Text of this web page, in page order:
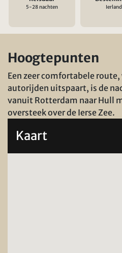
5-28 nachten Ierland
Hoogtepunten
Een zeer comfortabele
autorijden uitspaart, is de
vanuit Rotterdam naar Hull
oversteek over de Ierse Zee.
Kaart